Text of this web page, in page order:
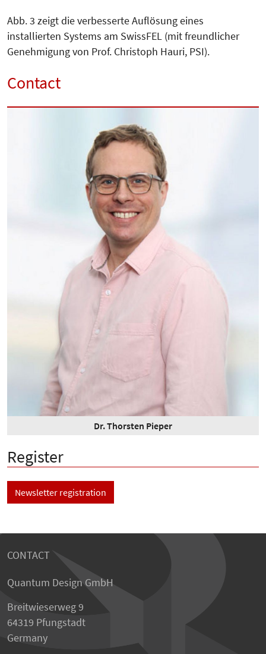
Abb. 3 zeigt die verbesserte Auflösung eines
installierten Systems am SwissFEL (mit freundlicher
Genehmigung von Prof. Christoph Hauri, PSI).
Contact
Dr. Thorsten Pieper
Register
Newsletter registration
CONTACT
Quantum Design GmbH
Breitwieserweg 9
64319 Pfungstadt
Germany